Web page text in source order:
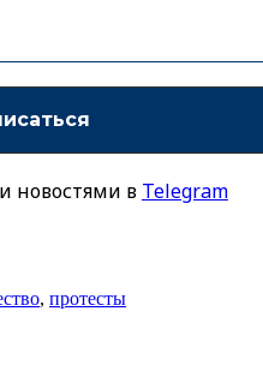
новостями в Telegram
, протесты